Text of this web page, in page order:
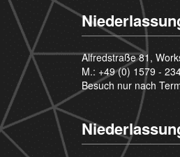
Alfredstraße 81,
M.: +49 (0) 1579 -
Besuch nur nach